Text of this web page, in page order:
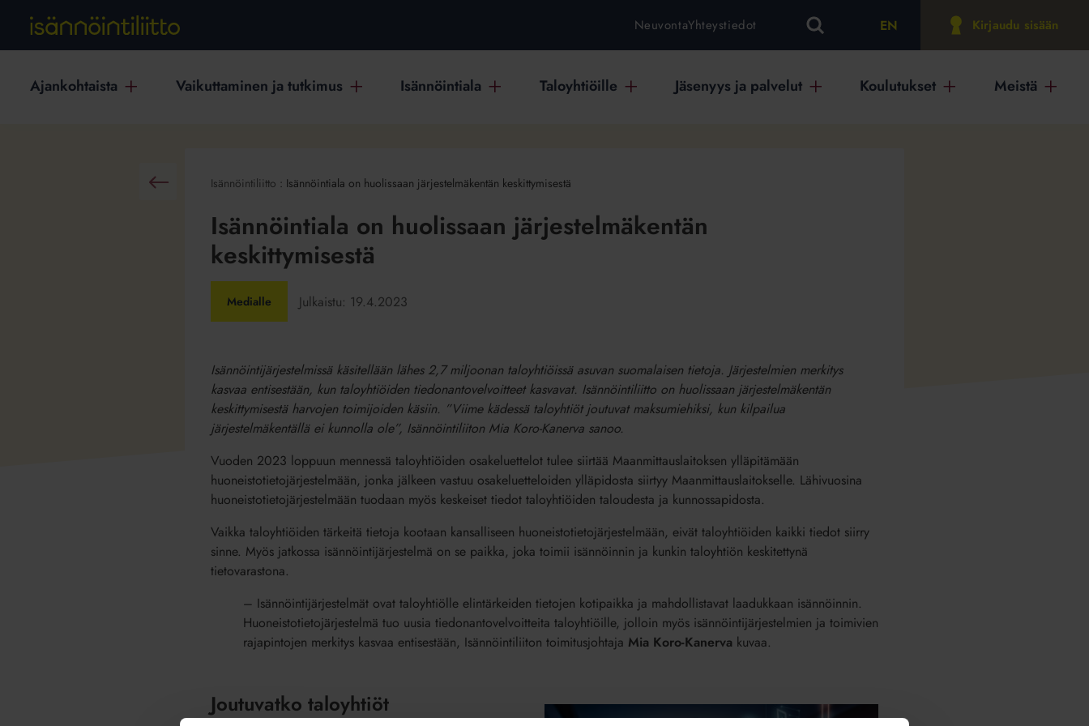
NeuvontaYhteystiedot EN Kirjaudu sisään
Ajankohtaista Vaikuttaminen ja tutkimus Isännöintiala Taloyhtiöille Jäsenyys ja palvelut Koulutukset Meistä
Takaisin Isännöintiliitto : Isännöintiala on huolissaan järjestelmäkentän keskittymisestä
Isännöintiala on huolissaan järjestelmäkentän
keskittymisestä
Medialle Julkaistu: 19.4.2023
Isännöintijärjestelmissä käsitellään lähes 2,7 miljoonan taloyhtiöissä asuvan suomalaisen tietoja. Järjestelmien merkitys
kasvaa entisestään, kun taloyhtiöiden tiedonantovelvoitteet kasvavat. Isännöintiliitto on huolissaan järjestelmäkentän
keskittymisestä harvojen toimijoiden käsiin. ”Viime kädessä taloyhtiöt joutuvat maksumiehiksi, kun kilpailua
järjestelmäkentällä ei kunnolla ole”, Isännöintiliiton Mia Koro-Kanerva sanoo.
Vuoden 2023 loppuun mennessä taloyhtiöiden osakeluettelot tulee siirtää Maanmittauslaitoksen ylläpitämään
huoneistotietojärjestelmään, jonka jälkeen vastuu osakeluetteloiden ylläpidosta siirtyy Maanmittauslaitokselle. Lähivuosina
huoneistotietojärjestelmään tuodaan myös keskeiset tiedot taloyhtiöiden taloudesta ja kunnossapidosta.
Vaikka taloyhtiöiden tärkeitä tietoja kootaan kansalliseen huoneistotietojärjestelmään, eivät taloyhtiöiden kaikki tiedot siirry
sinne. Myös jatkossa isännöintijärjestelmä on se paikka, joka toimii isännöinnin ja kunkin taloyhtiön keskitettynä
tietovarastona.
– Isännöintijärjestelmät ovat taloyhtiölle elintärkeiden tietojen kotipaikka ja mahdollistavat laadukkaan isännöinnin.
Huoneistotietojärjestelmä tuo uusia tiedonantovelvoitteita taloyhtiöille, jolloin myös isännöintijärjestelmien ja toimivien
rajapintojen merkitys kasvaa entisestään, Isännöintiliiton toimitusjohtaja Mia Koro-Kanerva kuvaa.
Joutuvatko taloyhtiöt